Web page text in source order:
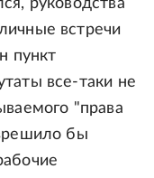
руководства
встречи
пункт
все-таки не
"права
бы